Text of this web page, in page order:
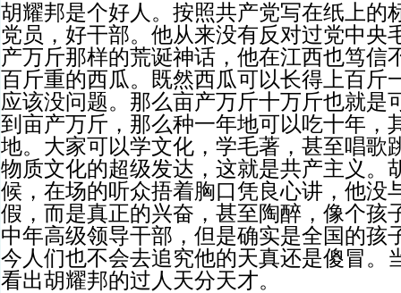
胡耀邦是个好人。按照共产党写在纸上的
党员，好干部。他从来没有反对过党中央
产万斤那样的荒诞神话，他在江西也笃信
百斤重的西瓜。既然西瓜可以长得上百斤
应该没问题。那么亩产万斤十万斤也就是
到亩产万斤，那么种一年地可以吃十年，
地。大家可以学文化，学毛著，甚至唱歌
物质文化的超级发达，这就是共产主义。
候，在场的听众捂着胸口凭良心讲，他没
假，而是真正的兴奋，甚至陶醉，像个孩
中年高级领导干部，但是确实是全国的孩
今人们也不会去追究他的天真还是傻冒。
看出胡耀邦的过人天分天才。